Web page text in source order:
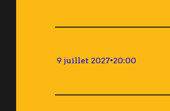
9 juillet 2027•20:00